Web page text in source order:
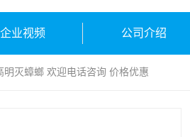
企业视频 公司介绍
灭蟑螂 欢迎电话咨询 价格优惠